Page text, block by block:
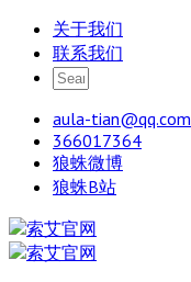
关于我们
联系我们
aula-tian@qq.com
366017364
狼蛛微博
狼蛛B站